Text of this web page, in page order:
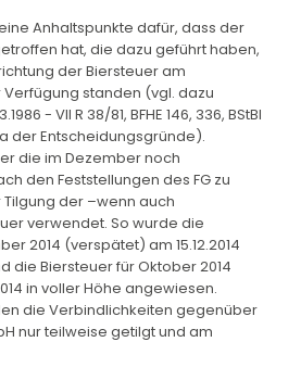
Anhaltspunkte dafür, dass der
hat, die dazu geführt haben,
der Biersteuer am
Verfügung standen (vgl. dazu
- VII R 38/81, BFHE 146, 336, BStBl
der Entscheidungsgründe).
die im Dezember noch
den Feststellungen des FG zu
der –wenn auch
verwendet. So wurde die
2014 (verspätet) am 15.12.2014
die Biersteuer für Oktober 2014
in voller Höhe angewiesen.
die Verbindlichkeiten gegenüber
nur teilweise getilgt und am